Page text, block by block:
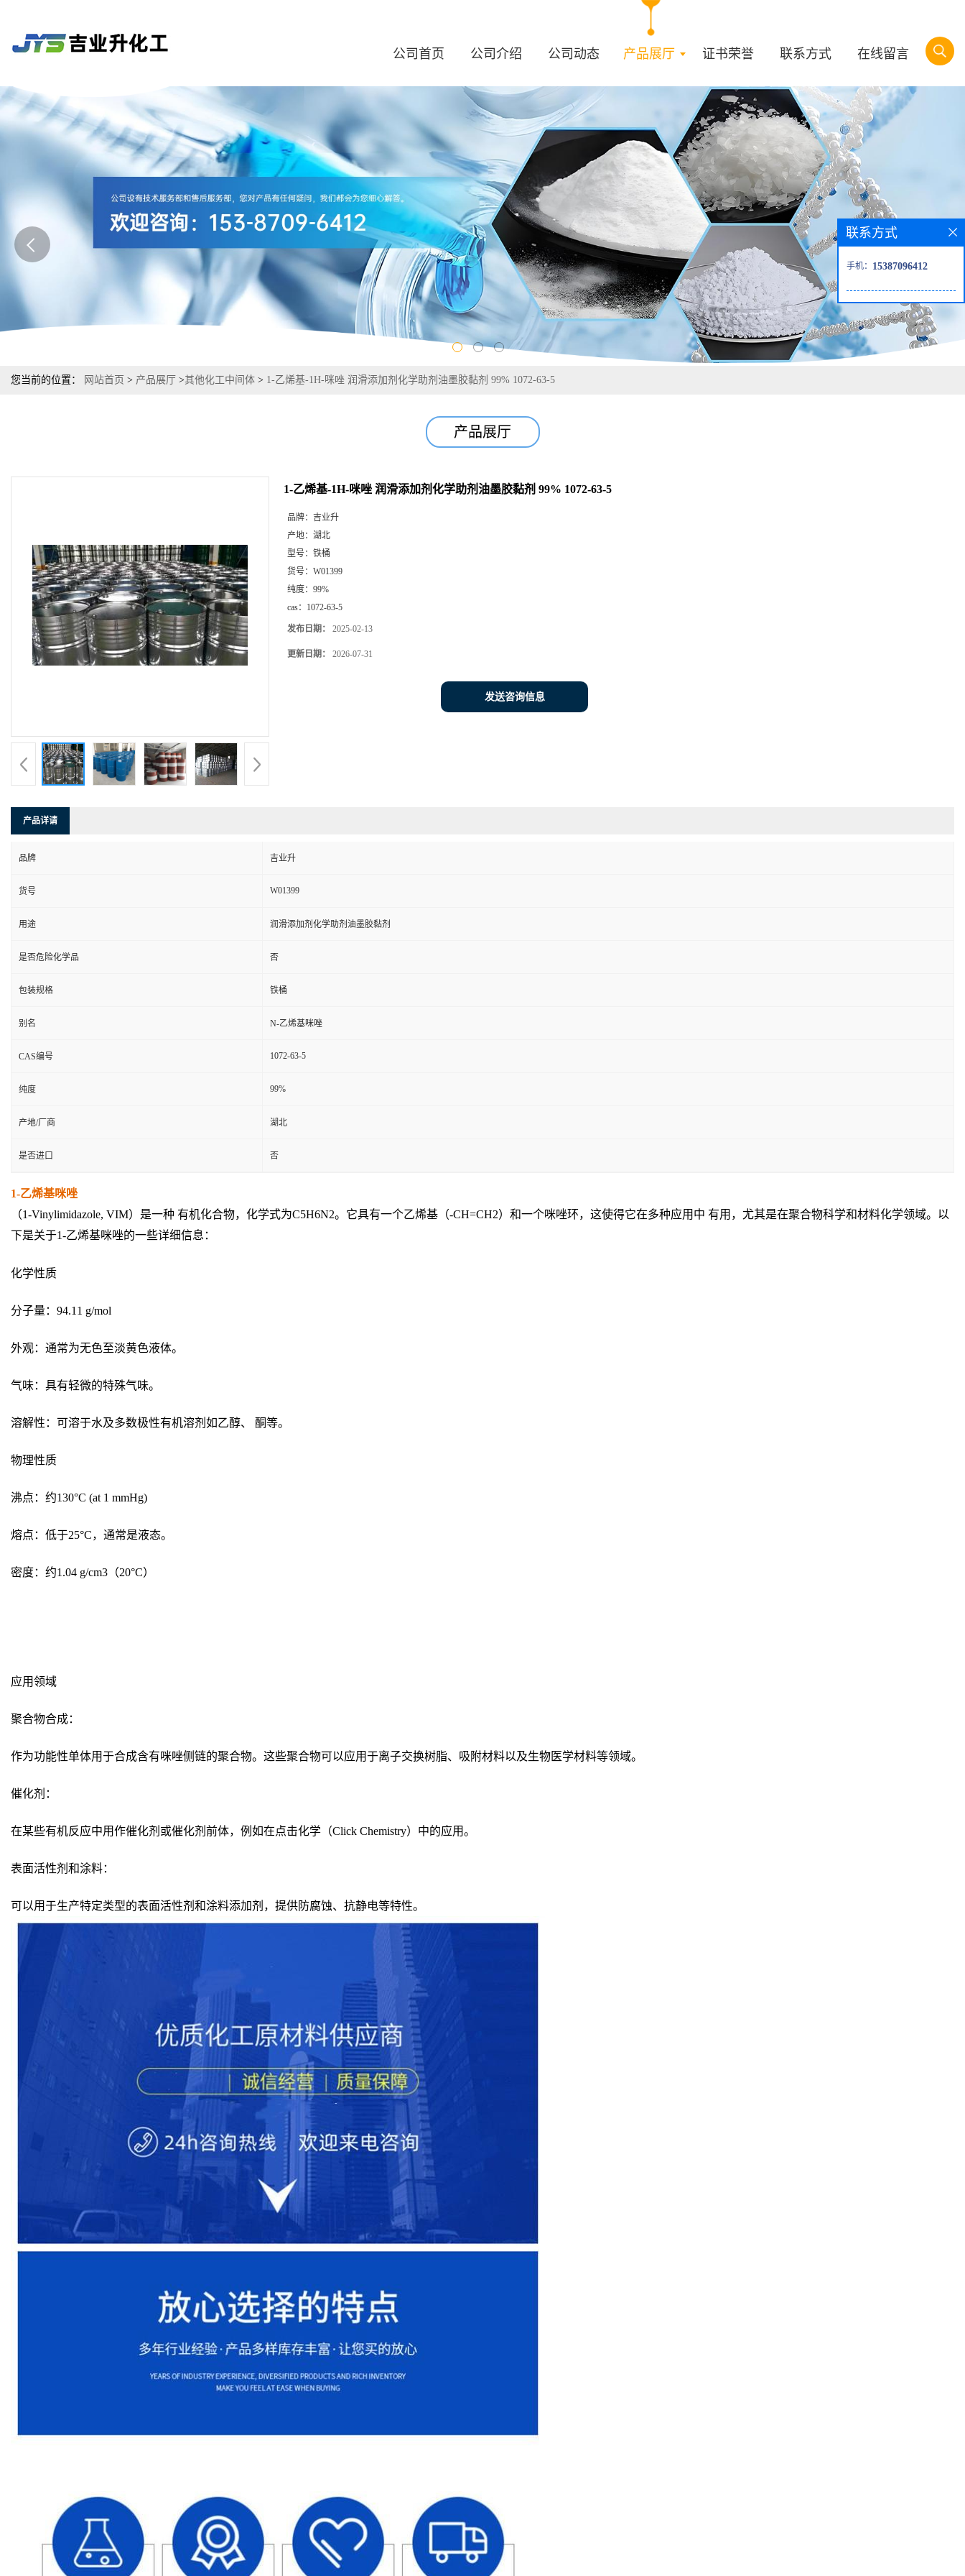
公司首页 公司介绍 公司动态 产品展厅 证书荣誉 联系方式 在线留言
您当前的位置： 网站首页 > 产品展厅 >其他化工中间体 > 1-乙烯基-1H-咪唑 润滑添加剂化学助剂油墨胶黏剂 99% 1072-63-5
产品展厅
1-乙烯基-1H-咪唑 润滑添加剂化学助剂油墨胶黏剂 99% 1072-63-5
品牌： 吉业升
产地： 湖北
型号： 铁桶
货号： W01399
纯度： 99%
cas： 1072-63-5
发布日期： 2025-02-13
更新日期： 2026-07-31
发送咨询信息
产品详请
品牌 吉业升
货号 W01399
用途 润滑添加剂化学助剂油墨胶黏剂
是否危险化学品 否
包装规格 铁桶
别名 N-乙烯基咪唑
CAS编号 1072-63-5
纯度 99%
产地/厂商 湖北
是否进口 否
1-乙烯基咪唑
（1-Vinylimidazole, VIM）是一种 有机化合物，化学式为C5H6N2。它具有一个乙烯基（-CH=CH2）和一个咪唑环，这使得它在多种应用中 有用，尤其是在聚合物科学和材料化学领域。以
下是关于1-乙烯基咪唑的一些详细信息：
化学性质
分子量：94.11 g/mol
外观：通常为无色至淡黄色液体。
气味：具有轻微的特殊气味。
溶解性：可溶于水及多数极性有机溶剂如乙醇、 酮等。
物理性质
沸点：约130°C (at 1 mmHg)
熔点：低于25°C，通常是液态。
密度：约1.04 g/cm3（20°C）
应用领域
聚合物合成：
作为功能性单体用于合成含有咪唑侧链的聚合物。这些聚合物可以应用于离子交换树脂、吸附材料以及生物医学材料等领域。
催化剂：
在某些有机反应中用作催化剂或催化剂前体，例如在点击化学（Click Chemistry）中的应用。
表面活性剂和涂料：
可以用于生产特定类型的表面活性剂和涂料添加剂，提供防腐蚀、抗静电等特性。
联系方式
手机： 15387096412